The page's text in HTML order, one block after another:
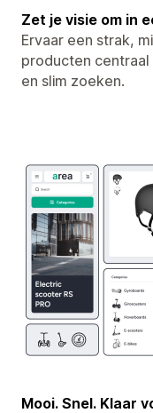
Zet je visie om in
Ervaar een strak,
producten
en slim zoeken.
Mooi. Snel. Klaar